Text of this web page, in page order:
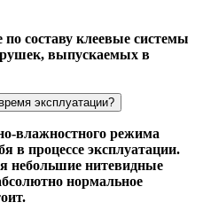
составу клеевые системы
выпускаемых в
эксплуатации?
влажностного режима
в процессе эксплуатации.
небольшие нитевидные
нормальное